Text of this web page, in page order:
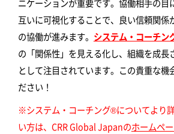
ニケーションが重要です。協働相手の目
互いに可視化することで、良い信頼関係
の協働が進みます。 システム・コーチン
の「関係性」を見える化し、組織を成長
として注目されています。この貴重な機
ださい！
※システム・コーチング®についてより
い方は、CRR Global Japanのホームペ